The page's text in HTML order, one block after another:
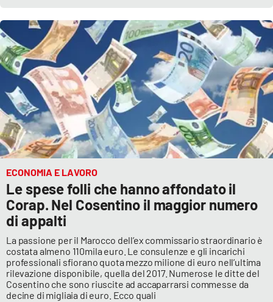
ECONOMIA E LAVORO
Le spese folli che hanno affondato il
Corap. Nel Cosentino il maggior numero
di appalti
La passione per il Marocco dell’ex commissario straordinario è
costata almeno 110mila euro. Le consulenze e gli incarichi
professionali sfiorano quota mezzo milione di euro nell’ultima
rilevazione disponibile, quella del 2017. Numerose le ditte del
Cosentino che sono riuscite ad accaparrarsi commesse da
decine di migliaia di euro. Ecco quali